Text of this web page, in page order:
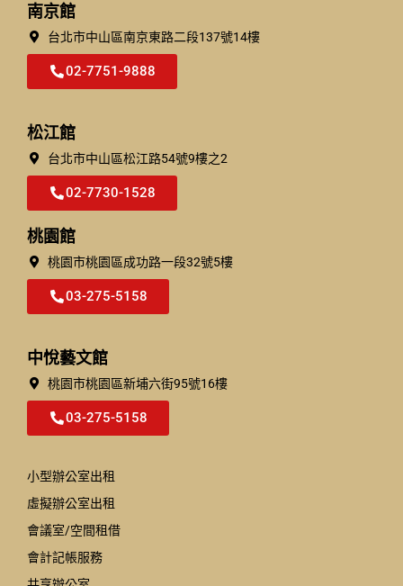
南京館
台北市中山區南京東路二段137號14樓
02-7751-9888
松江館
台北市中⼭區松江路54號9樓之2
02-7730-1528
桃園館
桃園市桃園區成功路一段32號5樓​
03-275-5158
中悅藝文館
桃園市桃園區新埔六街95號16樓
03-275-5158
小型辦公室出租
虛擬辦公室出租
會議室/空間租借
會計記帳服務